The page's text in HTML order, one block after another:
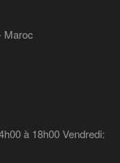
Maroc
à 18h00 Vendredi: